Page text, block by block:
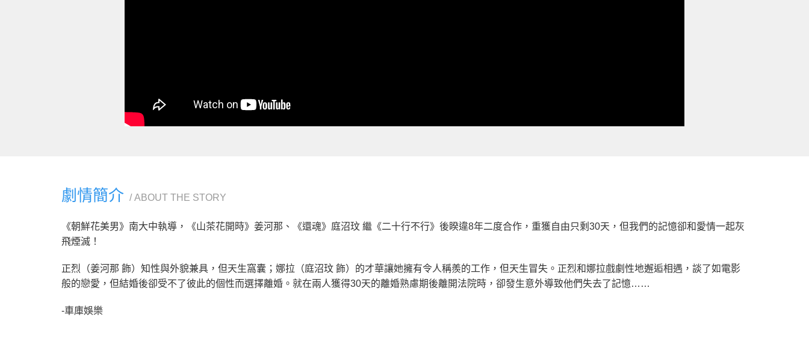
劇情簡介 ABOUT THE STORY
《朝鮮花美男》南大中執導，《山茶花開時》姜河那、《還魂》庭沼玟 繼《二十行不行》後睽違8年二度合作，重獲自由只剩30天，但我們的記憶卻和愛情一起灰
飛煙滅！
正烈（姜河那 飾）知性與外貌兼具，但天生窩囊；娜拉（庭沼玟 飾）的才華讓她擁有令人稱羨的工作，但天生冒失。正烈和娜拉戲劇性地邂逅相遇，談了如電影
般的戀愛，但結婚後卻受不了彼此的個性而選擇離婚。就在兩人獲得30天的離婚熟慮期後離開法院時，卻發生意外導致他們失去了記憶……
-車庫娛樂